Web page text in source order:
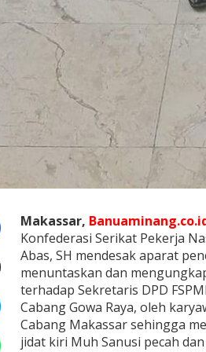
Makassar,
Konfederasi Serikat Pekerja
Abas, SH mendesak aparat
menuntaskan dan
terhadap Sekretaris DPD
Cabang Gowa Raya, oleh
Cabang Makassar sehingga
jidat kiri Muh Sanusi pecah